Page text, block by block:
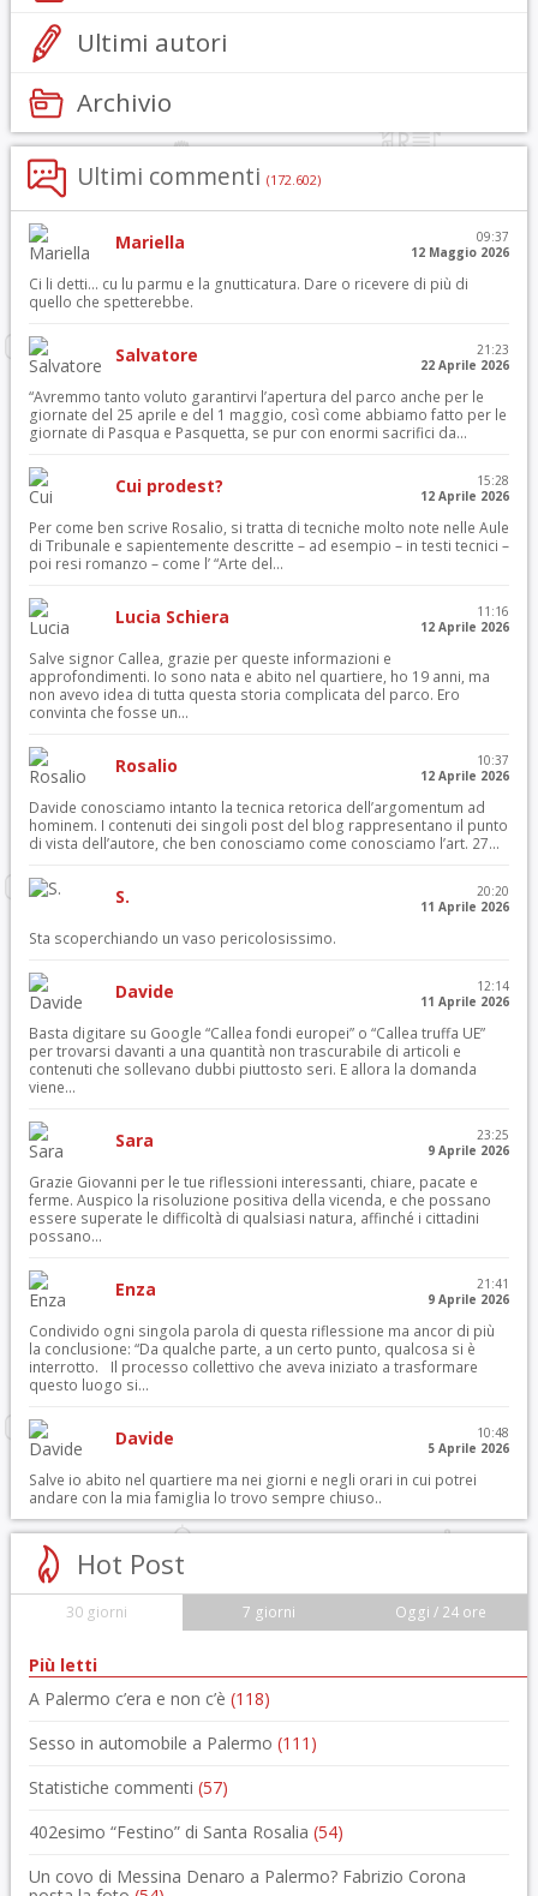
Ultimi autori
Archivio
Ultimi commenti (172.602)
Mariella
09:37
12 Maggio 2026
Ci li detti… cu lu parmu e la gnutticatura. Dare o ricevere di più di
quello che spetterebbe.
Salvatore
21:23
22 Aprile 2026
“Avremmo tanto voluto garantirvi l’apertura del parco anche per le
giornate del 25 aprile e del 1 maggio, così come abbiamo fatto per le
giornate di Pasqua e Pasquetta, se pur con enormi sacrifici da...
Cui prodest?
15:28
12 Aprile 2026
Per come ben scrive Rosalio, si tratta di tecniche molto note nelle Aule
di Tribunale e sapientemente descritte – ad esempio – in testi tecnici –
poi resi romanzo – come l’ “Arte del...
Lucia Schiera
11:16
12 Aprile 2026
Salve signor Callea, grazie per queste informazioni e
approfondimenti. Io sono nata e abito nel quartiere, ho 19 anni, ma
non avevo idea di tutta questa storia complicata del parco. Ero
convinta che fosse un...
Rosalio
10:37
12 Aprile 2026
Davide conosciamo intanto la tecnica retorica dell’argomentum ad
hominem. I contenuti dei singoli post del blog rappresentano il punto
di vista dell’autore, che ben conosciamo come conosciamo l’art. 27...
S.
20:20
11 Aprile 2026
Sta scoperchiando un vaso pericolosissimo.
Davide
12:14
11 Aprile 2026
Basta digitare su Google “Callea fondi europei” o “Callea truffa UE”
per trovarsi davanti a una quantità non trascurabile di articoli e
contenuti che sollevano dubbi piuttosto seri. E allora la domanda
viene...
Sara
23:25
9 Aprile 2026
Grazie Giovanni per le tue riflessioni interessanti, chiare, pacate e
ferme. Auspico la risoluzione positiva della vicenda, e che possano
essere superate le difficoltà di qualsiasi natura, affinché i cittadini
possano...
Enza
21:41
9 Aprile 2026
Condivido ogni singola parola di questa riflessione ma ancor di più
la conclusione: “Da qualche parte, a un certo punto, qualcosa si è
interrotto. Il processo collettivo che aveva iniziato a trasformare
questo luogo si...
Davide
10:48
5 Aprile 2026
Salve io abito nel quartiere ma nei giorni e negli orari in cui potrei
andare con la mia famiglia lo trovo sempre chiuso..
Hot Post
30 giorni 7 giorni Oggi / 24 ore
Più letti
A Palermo c’era e non c’è (118)
Sesso in automobile a Palermo (111)
Statistiche commenti (57)
402esimo “Festino” di Santa Rosalia (54)
Un covo di Messina Denaro a Palermo? Fabrizio Corona